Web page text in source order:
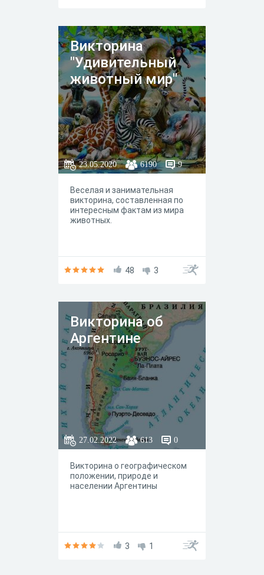
Викторина
"Удивительный
животный мир"
23.05.2020 6190 9
Веселая и занимательная
викторина, составленная по
интересным фактам из мира
животных.
48 3
Викторина об
Аргентине
27.02.2022 613 0
Викторина о географическом
положении, природе и
населении Аргентины
3 1